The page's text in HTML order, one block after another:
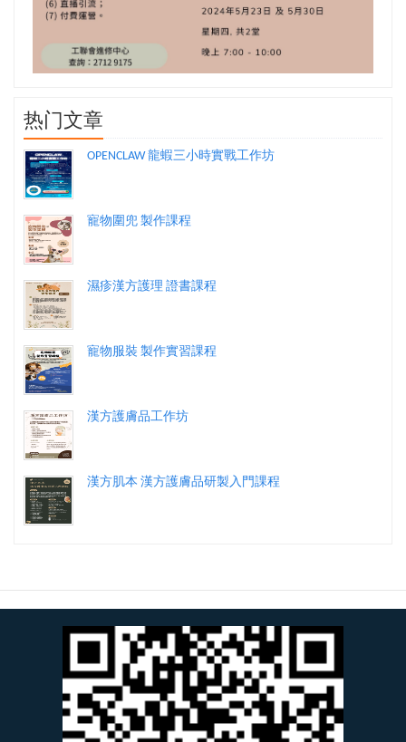
热门文章
OPENCLAW 龍蝦三小時實戰工作坊
寵物圍兜 製作課程
濕疹漢方護理 證書課程
寵物服裝 製作實習課程
漢方護膚品工作坊
漢方肌本 漢方護膚品研製入門課程